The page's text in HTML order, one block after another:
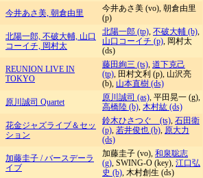
今井あさ美, 朝倉由里
今井あさ美 (vo), 朝倉由里
(p)
北陽一郎, 不破大輔, 山口
コーイチ, 岡村太
北陽一郎 (tp), 不破大輔 (b),
山口コーイチ (p), 岡村太
(ds)
REUNION LIVE IN
TOKYO
藤田絢三 (ts), 道下克己
(tp), 田村文利 (p), 山沢亮
(b), 山本直樹 (ds)
原川誠司 Quartet 原川誠司 (as), 平田晃一 (g),
高橋陸 (b), 木村紘 (ds)
花金ジャズライブ＆セッ
ション
鈴木ひさつぐ (ts), 石田衛
(p), 若井俊也 (b), 原大力
(ds)
加藤圭子 / バースデーラ
イブ
加藤圭子 (vo), 和泉聡志
(g), SWING-O (key), 江口弘
史 (b), 木村創生 (ds)